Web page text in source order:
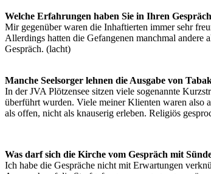
Welche Erfahrungen haben Sie in Ihren
Mir gegenüber waren die Inhaftierten immer sehr
Allerdings hatten die Gefangenen manchmal andere
Gespräch. (lacht)
Manche Seelsorger lehnen die Ausgabe von
In der JVA Plötzensee sitzen viele sogenannte
überführt wurden. Viele meiner Klienten waren also
als offen, nicht als knauserig erleben. Religiös
Was darf sich die Kirche vom Gespräch mit
Ich habe die Gespräche nicht mit Erwartungen